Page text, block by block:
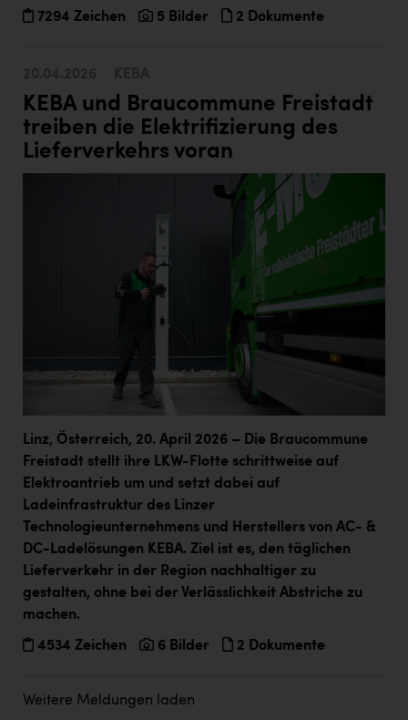
7294 Zeichen 5 Bilder 2 Dokumente
KEBA und Braucommune Freistadt
treiben die Elektrifizierung des
Lieferverkehrs voran
Linz, Österreich, 20. April 2026 – Die Braucommune
Freistadt stellt ihre LKW-Flotte schrittweise auf
Elektroantrieb um und setzt dabei auf
Ladeinfrastruktur des Linzer
Technologieunternehmens und Herstellers von AC- &
DC-Ladelösungen KEBA. Ziel ist es, den täglichen
Lieferverkehr in der Region nachhaltiger zu
gestalten, ohne bei der Verlässlichkeit Abstriche zu
machen.
4534 Zeichen 6 Bilder 2 Dokumente
Weitere Meldungen laden